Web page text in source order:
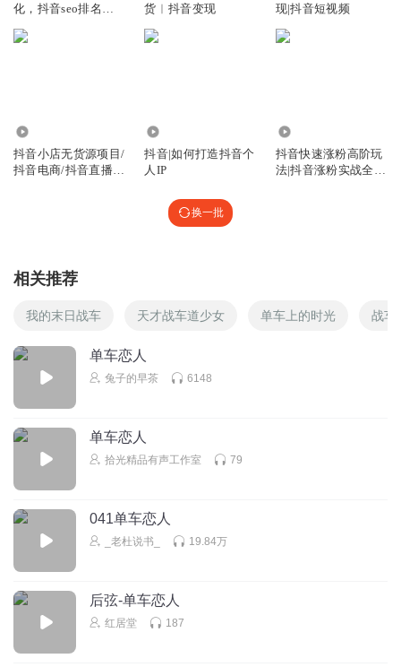
化，抖音seo排名，
货︱抖音变现
现|抖音短视频
抖音小店无货源项目/
抖音电商/抖音直播带
抖音|如何打造抖音个
人IP
抖音快速涨粉高阶玩
法|抖音涨粉实战全攻
换一批
相关推荐
我的末日战车 天才战车道少女 单车上的时光 战车
单车恋人
兔子的早茶 6148
单车恋人
拾光精品有声工作室 79
041单车恋人
_老杜说书_ 19.84万
后弦-单车恋人
红居堂 187